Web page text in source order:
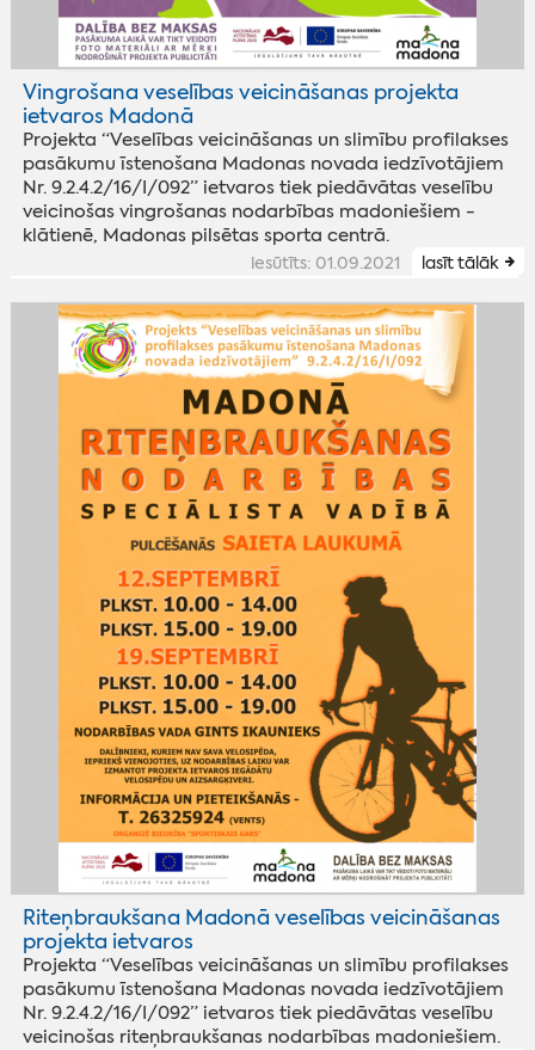
Vingrošana veselības veicināšanas projekta
ietvaros Madonā
Projekta “Veselības veicināšanas un slimību profilakses
pasākumu īstenošana Madonas novada iedzīvotājiem
Nr. 9.2.4.2/16/I/092” ietvaros tiek piedāvātas veselību
veicinošas vingrošanas nodarbības madoniešiem -
klātienē, Madonas pilsētas sporta centrā.
iesūtīts: 01.09.2021 lasīt tālāk
Riteņbraukšana Madonā veselības veicināšanas
projekta ietvaros
Projekta “Veselības veicināšanas un slimību profilakses
pasākumu īstenošana Madonas novada iedzīvotājiem
Nr. 9.2.4.2/16/I/092” ietvaros tiek piedāvātas veselību
veicinošas riteņbraukšanas nodarbības madoniešiem.